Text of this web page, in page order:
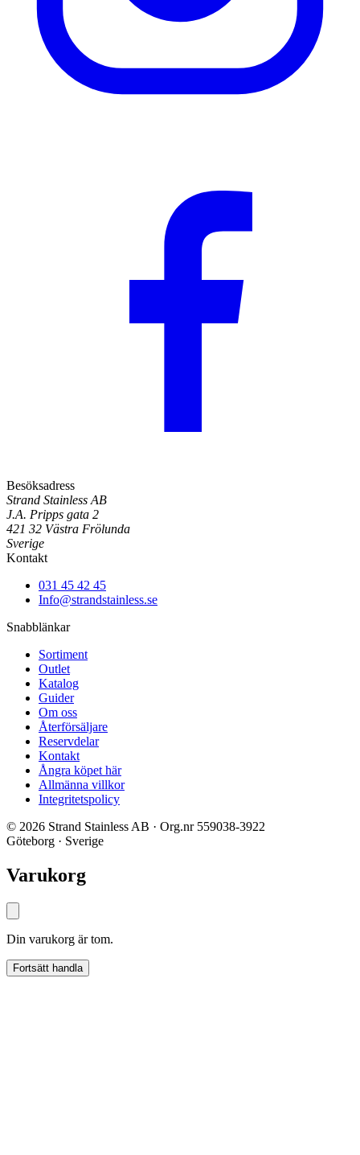
Besöksadress
Strand Stainless AB
J.A. Pripps gata 2
421 32 Västra Frölunda
Sverige
Kontakt
031 45 42 45
Info@strandstainless.se
Snabblänkar
Sortiment
Outlet
Katalog
Guider
Om oss
Återförsäljare
Reservdelar
Kontakt
Ångra köpet här
Allmänna villkor
Integritetspolicy
© 2026 Strand Stainless AB · Org.nr 559038-3922
Göteborg · Sverige
Varukorg
Din varukorg är tom.
Fortsätt handla